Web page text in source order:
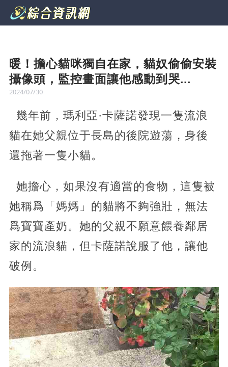
暖！擔心貓咪獨自在家，貓奴偷偷安裝
攝像頭，監控畫面讓他感動到哭...
2024/07/30
幾年前，瑪利亞·卡薩諾發現一隻流浪
貓在她父親位于長島的後院遊蕩，身後
還拖著一隻小貓。
她擔心，如果沒有適當的食物，這隻被
她稱爲「媽媽」的貓將不夠強壯，無法
爲寶寶產奶。她的父親不願意餵養鄰居
家的流浪貓，但卡薩諾說服了他，讓他
破例。